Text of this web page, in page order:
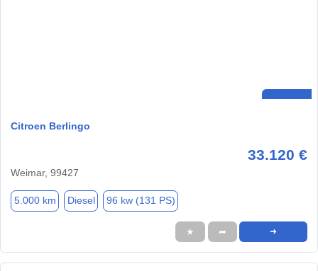
Citroen Berlingo
33.120 €
Weimar, 99427
5.000 km Diesel 96 kw (131 PS)
★ ➦ ➜